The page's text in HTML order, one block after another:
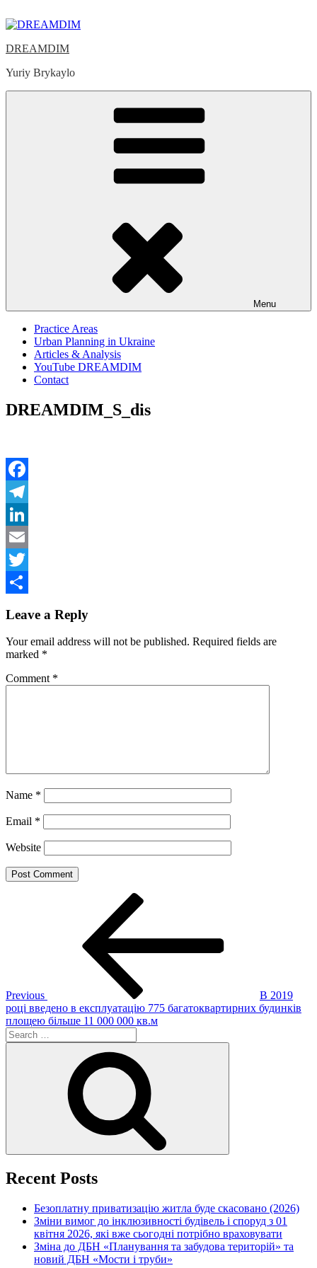
to
DREAMDIM
Yuriy Brykaylo
Menu
Practice Areas
Urban Planning in Ukraine
Articles & Analysis
YouTube DREAMDIM
Contact
DREAMDIM_S_dis
Facebook
Telegram
LinkedIn
Email
Twitter
Leave a Reply
Your email address will not be published. Required fields are
marked *
Comment *
Name *
Email *
Website
Previous
В 2019
році введено в експлуатацію 775 багатоквартирних будинків
площею більше 11 000 000 кв.м
Search
for:
Recent Posts
Безоплатну приватизацію житла буде скасовано (2026)
Зміни вимог до інклюзивності будівель і споруд з 01
квітня 2026, які вже сьогодні потрібно враховувати
Зміна до ДБН «Планування та забудова територій» та
новий ДБН «Мости і труби»